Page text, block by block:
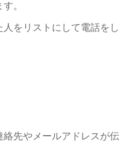
。
をリストにして電話をし
先やメールアドレスが伝